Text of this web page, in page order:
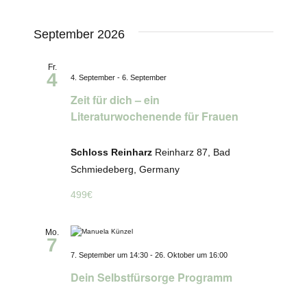
September 2026
Fr.
4
Zeit für dich – ein
Literaturwochenende für Frauen
4. September -6. September
Schloss Reinharz Reinharz 87, Bad
Schmiedeberg, Germany
499€
Mo.
7
Dein Selbstfürsorge Programm
7. September um 14:30 -26. Oktober um 16:00